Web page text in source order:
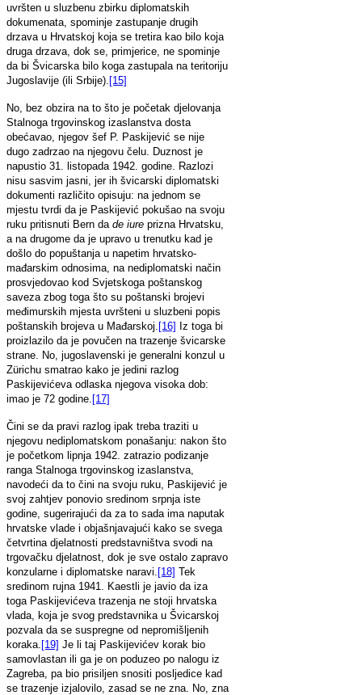
uvršten u sluzbenu zbirku diplomatskih
dokumenata, spominje zastupanje drugih
drzava u Hrvatskoj koja se tretira kao bilo koja
druga drzava, dok se, primjerice, ne spominje
da bi Švicarska bilo koga zastupala na teritoriju
Jugoslavije (ili Srbije). [15]
No, bez obzira na to što je početak djelovanja
Stalnoga trgovinskog izaslanstva dosta
obećavao, njegov šef P. Paskijević se nije
dugo zadrzao na njegovu čelu. Duznost je
napustio 31. listopada 1942. godine. Razlozi
nisu sasvim jasni, jer ih švicarski diplomatski
dokumenti različito opisuju: na jednom se
mjestu tvrdi da je Paskijević pokušao na svoju
ruku pritisnuti Bern da de iure prizna Hrvatsku,
a na drugome da je upravo u trenutku kad je
došlo do popuštanja u napetim hrvatsko-
mađarskim odnosima, na nediplomatski način
prosvjedovao kod Svjetskoga poštanskog
saveza zbog toga što su poštanski brojevi
međimurskih mjesta uvršteni u sluzbeni popis
poštanskih brojeva u Mađarskoj. [16] Iz toga bi
proizlazilo da je povučen na trazenje švicarske
strane. No, jugoslavenski je generalni konzul u
Zürichu smatrao kako je jedini razlog
Paskijevićeva odlaska njegova visoka dob:
imao je 72 godine. [17]
Čini se da pravi razlog ipak treba traziti u
njegovu nediplomatskom ponašanju: nakon što
je početkom lipnja 1942. zatrazio podizanje
ranga Stalnoga trgovinskog izaslanstva,
navodeći da to čini na svoju ruku, Paskijević je
svoj zahtjev ponovio sredinom srpnja iste
godine, sugerirajući da za to sada ima naputak
hrvatske vlade i objašnjavajući kako se svega
četvrtina djelatnosti predstavništva svodi na
trgovačku djelatnost, dok je sve ostalo zapravo
konzularne i diplomatske naravi. [18] Tek
sredinom rujna 1941. Kaestli je javio da iza
toga Paskijevićeva trazenja ne stoji hrvatska
vlada, koja je svog predstavnika u Švicarskoj
pozvala da se suspregne od nepromišljenih
koraka. [19] Je li taj Paskijevićev korak bio
samovlastan ili ga je on poduzeo po nalogu iz
Zagreba, pa bio prisiljen snositi posljedice kad
se trazenje izjalovilo, zasad se ne zna. No, zna